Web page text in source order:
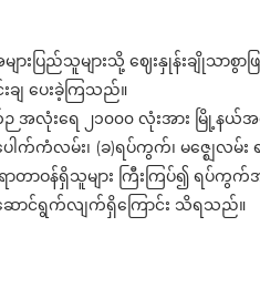
ပြည်သူများသို့ ဈေးနှုန်းချိုသာစွာဖြင့်
ျ ပေးခဲ့ကြသည်။
ဉ အလုံးရေ ၂၁၀၀၀ လုံးအား မြို့နယ်
ေါက်ကံလမ်း၊ (ခ)ရပ်ကွက်၊ မဇ္ဈေလ
တာဝန်ရှိသူများ ကြီးကြပ်၍ ရပ်ကွက်အုပ်
ောင်ရွက်လျက်ရှိကြောင်း သိရသည်။